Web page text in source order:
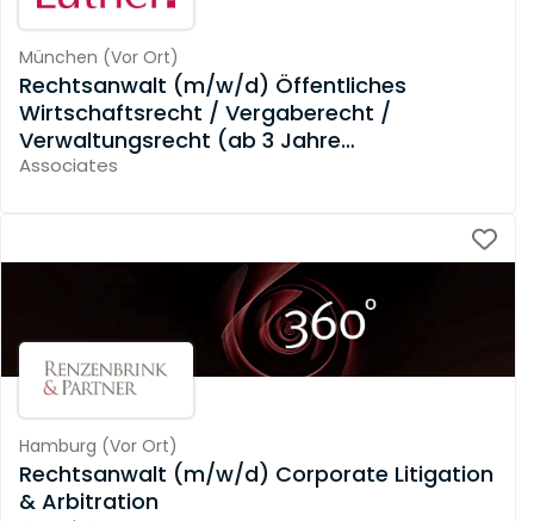
München (Vor Ort)
Rechtsanwalt (m/w/d) Öffentliches
Wirtschaftsrecht / Vergaberecht /
Verwaltungsrecht (ab 3 Jahre
Berufserfahrung)
Associates
Hamburg (Vor Ort)
Rechtsanwalt (m/w/d) Corporate Litigation
& Arbitration